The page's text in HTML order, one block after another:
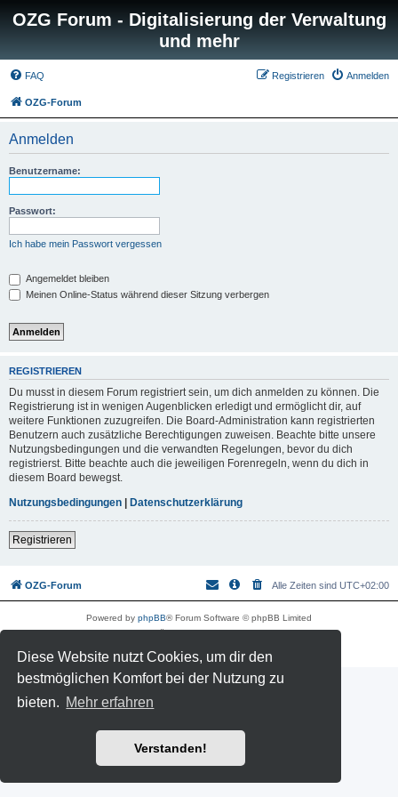
Diese Website nutzt Cookies, um dir den
bestmöglichen Komfort bei der Nutzung zu
bieten. Mehr erfahren
Verstanden!
OZG Forum - Digitalisierung der Verwaltung
und mehr
FAQ Anmelden
Registrieren
OZG-Forum
Anmelden
Benutzername:
Passwort:
Ich habe mein Passwort vergessen
Angemeldet bleiben
Meinen Online-Status während dieser Sitzung verbergen
REGISTRIEREN
Du musst in diesem Forum registriert sein, um dich anmelden zu können. Die
Registrierung ist in wenigen Augenblicken erledigt und ermöglicht dir, auf
weitere Funktionen zuzugreifen. Die Board-Administration kann registrierten
Benutzern auch zusätzliche Berechtigungen zuweisen. Beachte bitte unsere
Nutzungsbedingungen und die verwandten Regelungen, bevor du dich
registrierst. Bitte beachte auch die jeweiligen Forenregeln, wenn du dich in
diesem Board bewegst.
Nutzungsbedingungen | Datenschutzerklärung
Registrieren
OZG-Forum Alle Zeiten sind UTC+02:00
Powered by phpBB® Forum Software © phpBB Limited
Datenschutz |Nutzungsbedingungen